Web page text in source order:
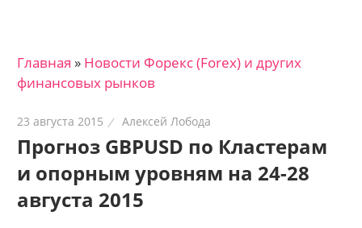
трейдеров
на
рынках:
стратегии,
сигналы,
новости…
Главная » Новости Форекс (Forex) и других
финансовых рынков
23 августа 2015 Алексей Лобода
Прогноз GBPUSD по Кластерам
и опорным уровням на 24-28
августа 2015